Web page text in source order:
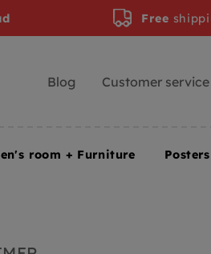
Free
Blog Customer service
room + Furniture Posters